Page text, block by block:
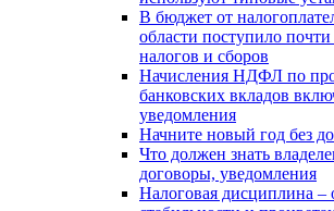
В бюджет от
области поступило
налогов и сборов
Начисления НДФЛ по
банковских вкладов
уведомления
Начните новый год без
Что должен знать
договоры, уведомления
Налоговая дисциплина –